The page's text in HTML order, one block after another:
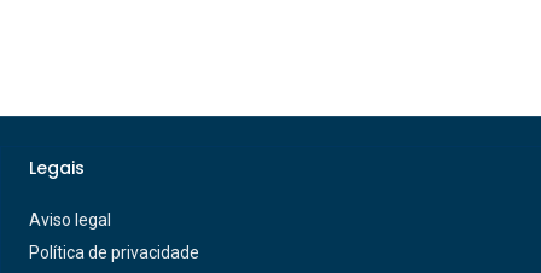
Legais
Aviso legal
Política de privacidade